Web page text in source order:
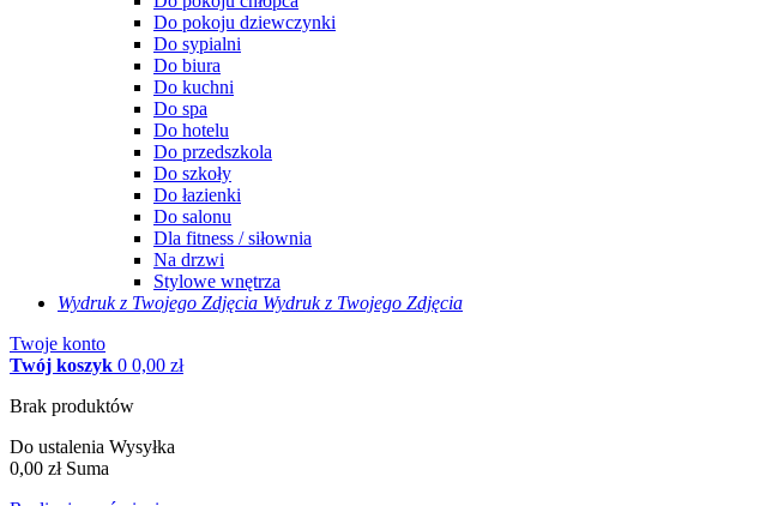
Do pokoju dziewczynki
Do sypialni
Do biura
Do kuchni
Do spa
Do hotelu
Do przedszkola
Do szkoły
Do łazienki
Do salonu
Dla fitness / siłownia
Na drzwi
Stylowe wnętrza
Wydruk z Twojego Zdjęcia Wydruk z Twojego Zdjęcia
Twoje konto
Twój koszyk 0 0,00 zł
Brak produktów
Do ustalenia Wysyłka
0,00 zł Suma